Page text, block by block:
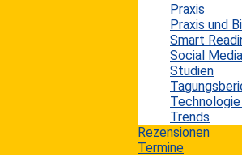
Praxis
Praxis und
Smart
Social Media
Studien
Trends
Rezensionen
Termine
den Jahren 2011 und 2012 wieder
Umsatzplus von 0,2% ergeben. E-
gemessen am gesamten Buchmarkt
ein Nischenprodukt, allerdings hat
Wachstum deutlich von 2,4% (2012)
(2013) erhöht. Der Börsenverein
einen Trend zurück zum stationären